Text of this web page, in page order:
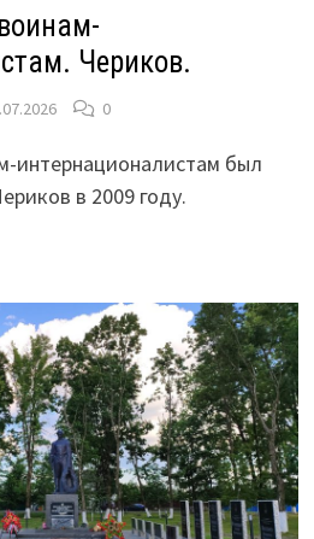
Чериков.
0
интернационалистам был
в 2009 году.